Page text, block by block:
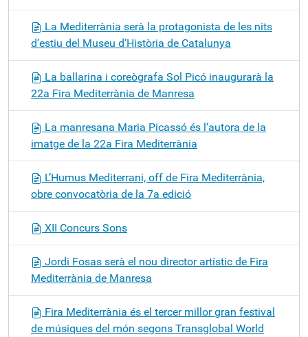
La Mediterrània serà la protagonista de les nits
d’estiu del Museu d’Història de Catalunya
La ballarina i coreògrafa Sol Picó inaugurarà la
22a Fira Mediterrània de Manresa
La manresana Maria Picassó és l’autora de la
imatge de la 22a Fira Mediterrània
L’Humus Mediterrani, off de Fira Mediterrània,
obre convocatòria de la 7a edició
XII Concurs Sons
Jordi Fosas serà el nou director artístic de Fira
Mediterrània de Manresa
Fira Mediterrània és el tercer millor gran festival
de músiques del món segons Transglobal World